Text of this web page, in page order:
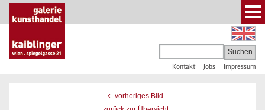
Kontakt Jobs Impressum
vorheriges Bild